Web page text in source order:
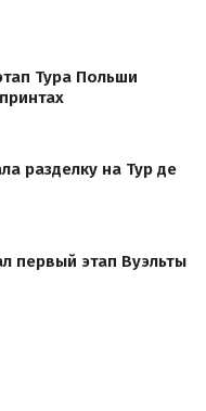
Тура Польши
разделку на Тур де
первый этап Вуэльты